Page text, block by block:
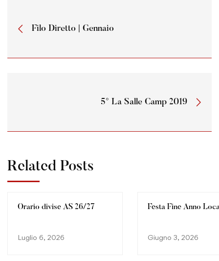
Filo Diretto | Gennaio
5° La Salle Camp 2019
Related Posts
Orario divise AS 26/27
Luglio 6, 2026
Festa Fine Anno
Giugno 3, 2026